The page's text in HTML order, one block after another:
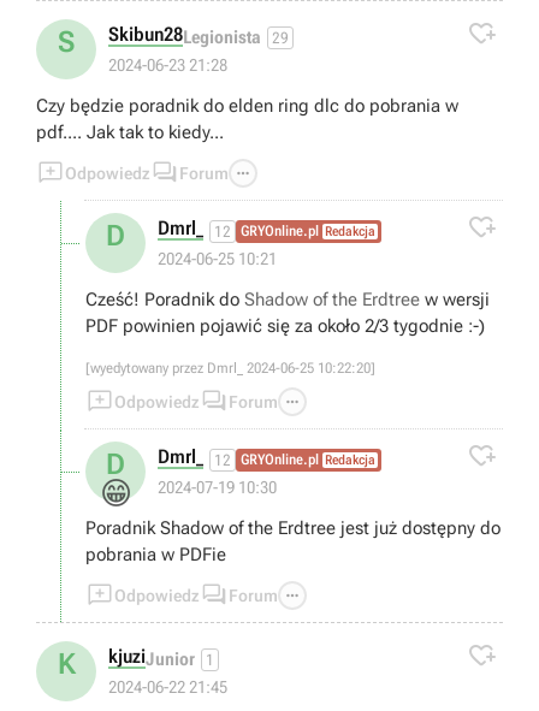
S Skibun28Legionista 29
2024-06-23 21:28

Czy będzie poradnik do elden ring dlc do pobrania w
pdf.... Jak tak to kiedy...
Odpowiedz  Forum 
D Dmrl_ 12 GRYOnline.pl Redakcja
2024-06-25 10:21

Cześć! Poradnik do Shadow of the Erdtree w wersji
PDF powinien pojawić się za około 2/3 tygodnie :-)
[wyedytowany przez Dmrl_ 2024-06-25 10:22:20]
Odpowiedz  Forum 
D
😁
Dmrl_ 12 GRYOnline.pl Redakcja
2024-07-19 10:30

Poradnik Shadow of the Erdtree jest już dostępny do
pobrania w PDFie
Odpowiedz  Forum 
K kjuziJunior 1
2024-06-22 21:45
